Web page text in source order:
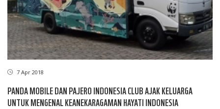
7 Apr 2018
PANDA MOBILE DAN PAJERO INDONESIA CLUB AJAK KELUARGA
UNTUK MENGENAL KEANEKARAGAMAN HAYATI INDONESIA